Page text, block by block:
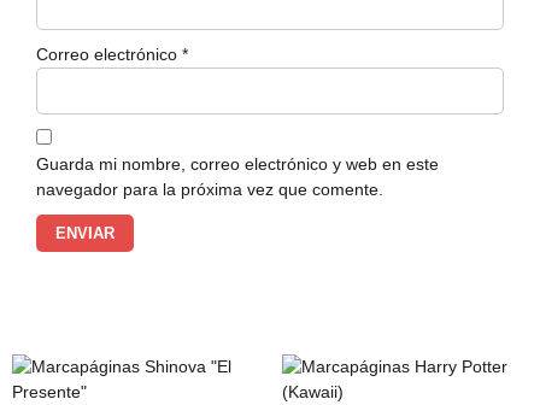
Correo electrónico *
Guarda mi nombre, correo electrónico y web en este
navegador para la próxima vez que comente.